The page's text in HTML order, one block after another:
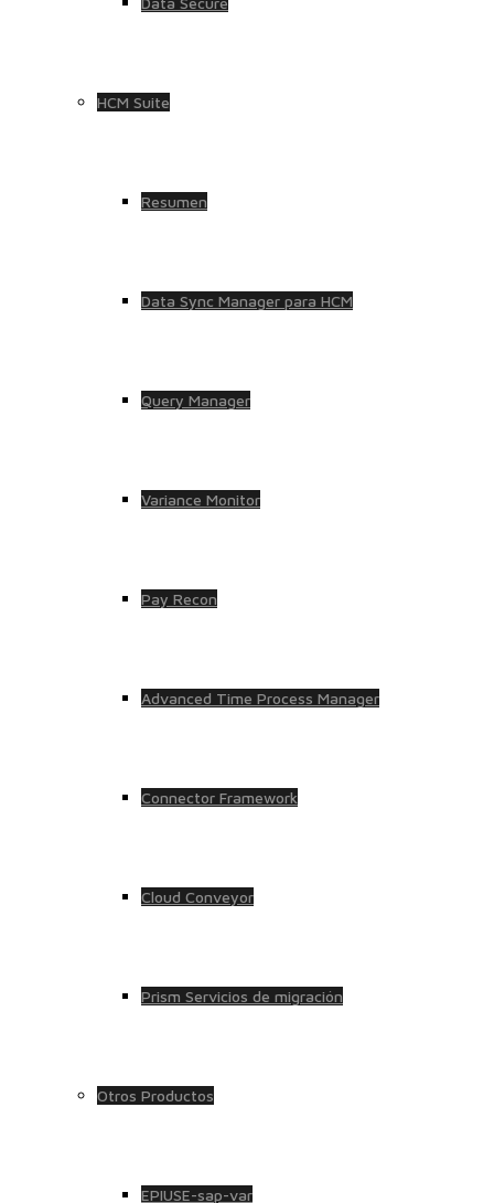
HCM Suite
Resumen
Data Sync Manager para HCM
Query Manager
Variance Monitor
Pay Recon
Advanced Time Process Manager
Connector Framework
Cloud Conveyor
Prism Servicios de migración
Otros Productos
EPIUSE-sap-var